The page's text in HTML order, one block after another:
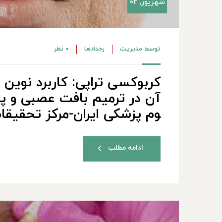
توسط مدیریت رخدادها ۰ نظر
کربوکسی تراپی: کاربرد
وم پزشکی ایران-مرکز
ادامه مطلب